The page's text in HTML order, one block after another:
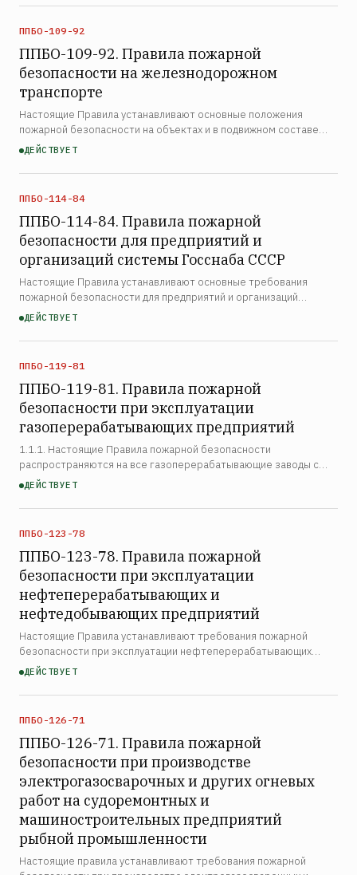
системы Го…
ППБО-109-92
ППБО-109-92. Правила пожарной
безопасности на железнодорожном
транспорте
Настоящие Правила устанавливают основные положения
пожарной безопасности на объектах и в подвижном составе
железнодорожного транспорта и являются обязательными для
ДЕЙСТВУЕТ
ППБО-114-84
ППБО-114-84. Правила пожарной
безопасности для предприятий и
организаций системы Госснаба СССР
Настоящие Правила устанавливают основные требования
пожарной безопасности для предприятий и организаций
системы Госснаба СССР, включая базы, склады и предприятия
обязательны…
ДЕЙСТВУЕТ
ППБО-119-81
ППБО-119-81. Правила пожарной
безопасности при эксплуатации
газоперерабатывающих предприятий
1.1.1. Настоящие Правила пожарной безопасности
распространяются на все газоперерабатывающие заводы с
момента введения их в действие. 1.1.2. Настоящие Правила не
контрольн…
ДЕЙСТВУЕТ
ППБО-123-78
ППБО-123-78. Правила пожарной
безопасности при эксплуатации
нефтеперерабатывающих и
нефтедобывающих предприятий
Настоящие Правила устанавливают требования пожарной
безопасности при эксплуатации нефтеперерабатывающих
предприятий и содержат общие требования пожарной
технологическим…
ДЕЙСТВУЕТ
ППБО-126-71
ППБО-126-71. Правила пожарной
безопасности при производстве
электрогазосварочных и других огневых
работ на судоремонтных и
машиностроительных предприятий
рыбной промышленности
Настоящие правила устанавливают требования пожарной